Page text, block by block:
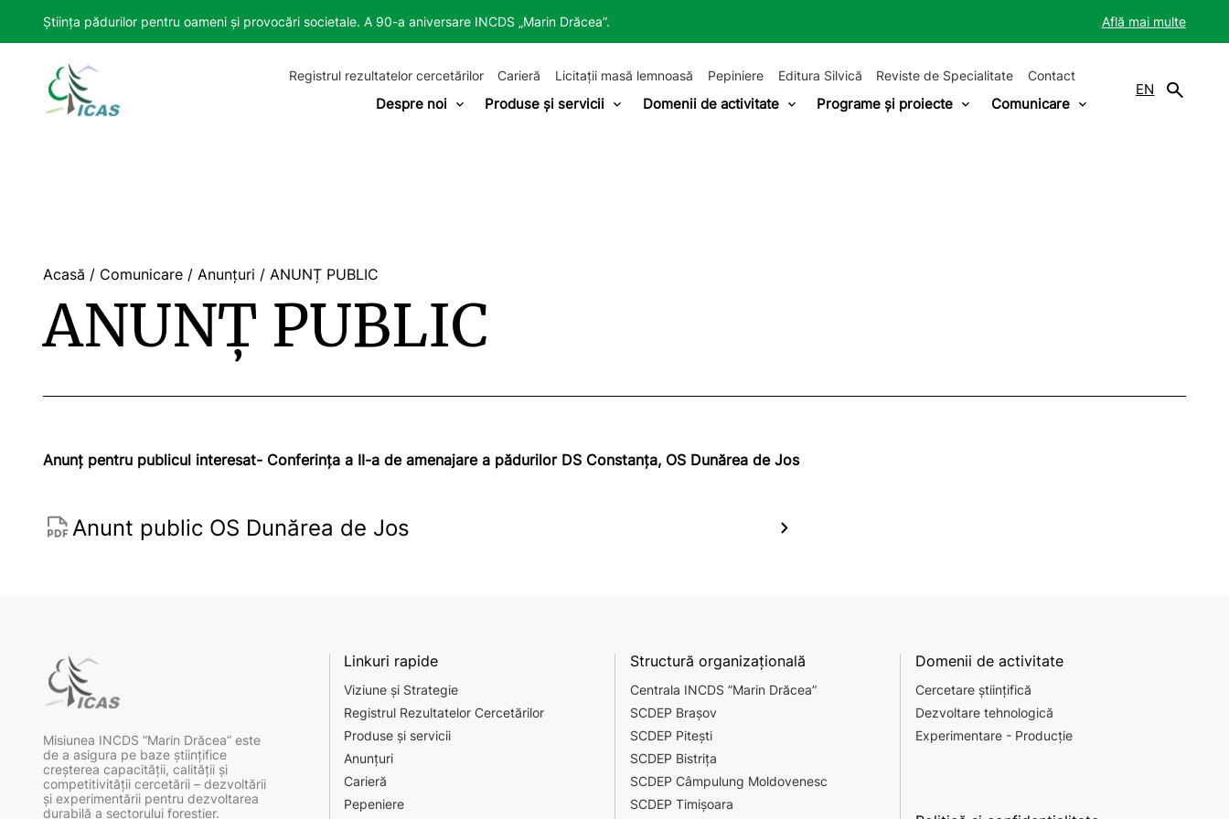
Știința pădurilor pentru oameni și provocări societale. A 90-a aniversare INCDS „Marin Drăcea”. Află mai multe
Registrul rezultatelor cercetărilor Carieră Licitații masă lemnoasă Pepiniere Editura Silvică Reviste de Specialitate Contact
Despre noi Produse și servicii Domenii de activitate Programe și proiecte Comunicare
EN
Acasă / Comunicare /Anunțuri /ANUNȚ PUBLIC
ANUNȚ PUBLIC
Anunț pentru publicul interesat- Conferința a II-a de amenajare a pădurilor DS Constanța, OS Dunărea de Jos
Anunt public OS Dunărea de Jos
Misiunea INCDS ”Marin Drăcea” este
de a asigura pe baze ştiinţifice
creşterea capacităţii, calităţii şi
competitivităţii cercetării – dezvoltării
şi experimentării pentru dezvoltarea
durabilă a sectorului forestier.
Linkuri rapide
Viziune și Strategie
Registrul Rezultatelor Cercetărilor
Produse și servicii
Anunțuri
Carieră
Pepeniere
Structură organizațională
Centrala INCDS ”Marin Drăcea”
SCDEP Brașov
SCDEP Pitești
SCDEP Bistrița
SCDEP Câmpulung Moldovenesc
SCDEP Timișoara
Domenii de activitate
Cercetare științifică
Dezvoltare tehnologică
Experimentare - Producție